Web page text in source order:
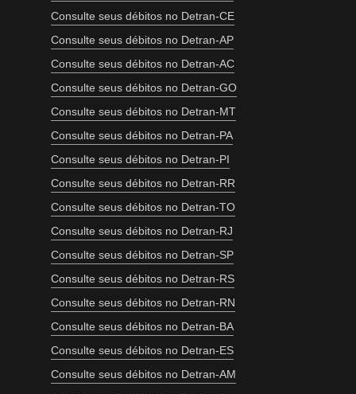
Consulte seus débitos no Detran-CE
Consulte seus débitos no Detran-AP
Consulte seus débitos no Detran-AC
Consulte seus débitos no Detran-GO
Consulte seus débitos no Detran-MT
Consulte seus débitos no Detran-PA
Consulte seus débitos no Detran-PI
Consulte seus débitos no Detran-RR
Consulte seus débitos no Detran-TO
Consulte seus débitos no Detran-RJ
Consulte seus débitos no Detran-SP
Consulte seus débitos no Detran-RS
Consulte seus débitos no Detran-RN
Consulte seus débitos no Detran-BA
Consulte seus débitos no Detran-ES
Consulte seus débitos no Detran-AM